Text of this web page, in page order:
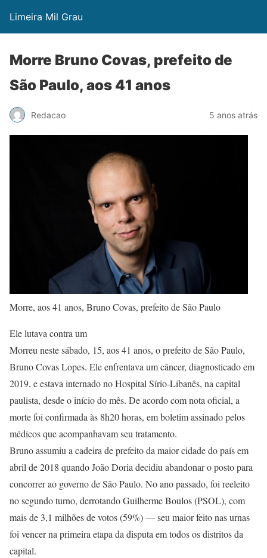
Limeira Mil Grau
Morre Bruno Covas, prefeito de
São Paulo, aos 41 anos
Redacao 5 anos atrás
Morre, aos 41 anos, Bruno Covas, prefeito de São Paulo
Ele lutava contra um
Morreu neste sábado, 15, aos 41 anos, o prefeito de São Paulo,
Bruno Covas Lopes. Ele enfrentava um câncer, diagnosticado em
2019, e estava internado no Hospital Sírio-Libanês, na capital
paulista, desde o início do mês. De acordo com nota oficial, a
morte foi confirmada às 8h20 horas, em boletim assinado pelos
médicos que acompanhavam seu tratamento.
Bruno assumiu a cadeira de prefeito da maior cidade do país em
abril de 2018 quando João Doria decidiu abandonar o posto para
concorrer ao governo de São Paulo. No ano passado, foi reeleito
no segundo turno, derrotando Guilherme Boulos (PSOL), com
mais de 3,1 milhões de votos (59%) — seu maior feito nas urnas
foi vencer na primeira etapa da disputa em todos os distritos da
capital.